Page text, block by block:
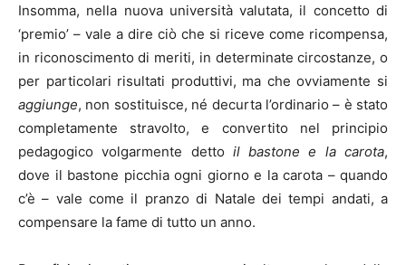
Insomma, nella nuova università valutata, il concetto di
‘premio’ – vale a dire ciò che si riceve come ricompensa,
in riconoscimento di meriti, in determinate circostanze, o
per particolari risultati produttivi, ma che ovviamente si
aggiunge, non sostituisce, né decurta l’ordinario – è stato
completamente stravolto, e convertito nel principio
pedagogico volgarmente detto il bastone e la carota,
dove il bastone picchia ogni giorno e la carota – quando
c’è – vale come il pranzo di Natale dei tempi andati, a
compensare la fame di tutto un anno.